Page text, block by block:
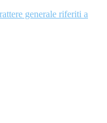
generale riferiti a